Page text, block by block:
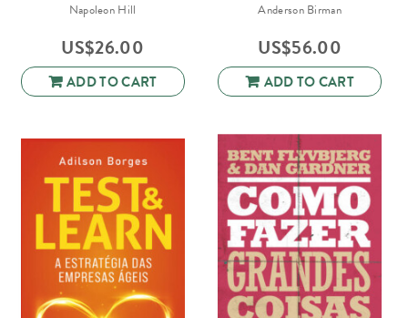
Napoleon Hill
US$26.00
ADD TO CART
Anderson Birman
US$56.00
ADD TO CART